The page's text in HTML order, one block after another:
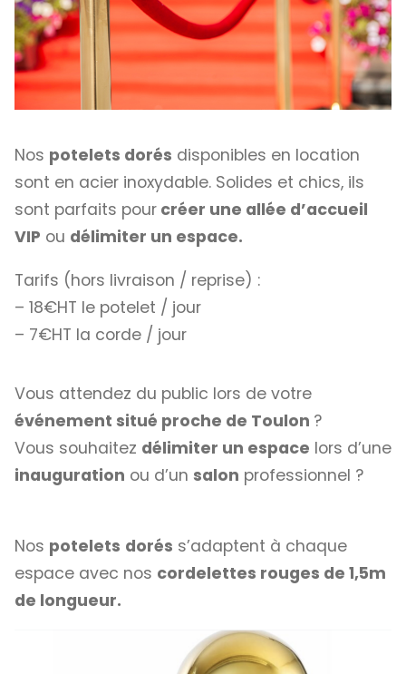
Nos potelets dorés disponibles en location
sont en acier inoxydable. Solides et chics, ils
sont parfaits pour créer une allée d’accueil
VIP ou délimiter un espace.
Tarifs (hors livraison / reprise) :
– 18€HT le potelet / jour
– 7€HT la corde / jour
Vous attendez du public lors de votre
événement situé proche de Toulon ?
Vous souhaitez délimiter un espace lors d’une
inauguration ou d’un salon professionnel ?
Nos potelets dorés s’adaptent à chaque
espace avec nos cordelettes rouges de 1,5m
de longueur.